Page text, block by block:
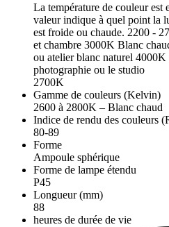
La température de couleur
valeur indique à quel point la
est froide ou chaude. 2200 -
et chambre 3000K Blanc
ou atelier blanc naturel
photographie ou le studio
2700K
Gamme de couleurs (Kelvin)
2600 à 2800K – Blanc chaud
Indice de rendu des couleurs
80-89
Forme
Ampoule sphérique
Forme de lampe étendu
P45
Longueur (mm)
88
heures de durée de vie